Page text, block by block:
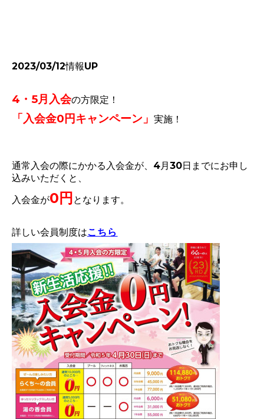
2023/03/12情報UP
4・5月入会の方限定！
「入会金0円キャンペーン」 実施！
通常入会の際にかかる入会金が、4月30日までにお申し
込みいただくと、
入会金が0円 となります。
詳しい会員制度はこちら